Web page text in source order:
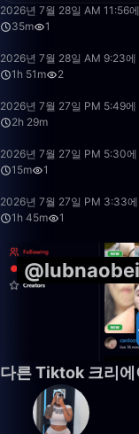
2026년 7월 28일 AM 11:56
35m
1
2026년 7월 28일 AM 9:23에
1h 51m
2
2026년 7월 27일 PM 5:49에
2h 29m
2026년 7월 27일 PM 5:30에
15m
1
2026년 7월 27일 PM 3:33에
1h 45m
1
다른 Tiktok 크리에